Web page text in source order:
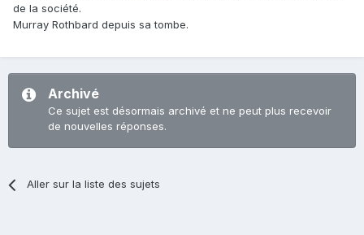
de la société.
Murray Rothbard depuis sa tombe.
Archivé
Ce sujet est désormais archivé et ne peut plus recevoir
de nouvelles réponses.
Aller sur la liste des sujets